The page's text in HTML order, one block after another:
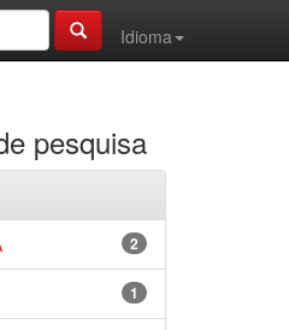
Idioma
pesquisa
2
1